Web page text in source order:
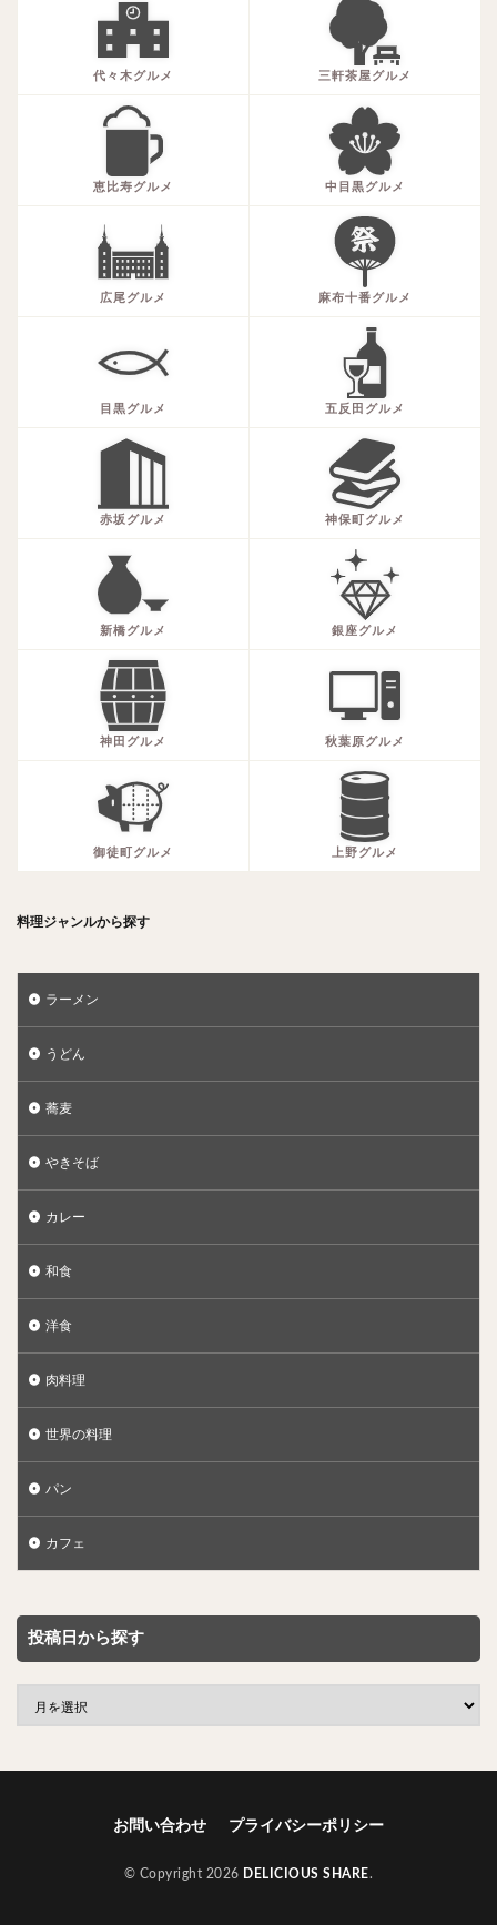
代々木グルメ 三軒茶屋グルメ
恵比寿グルメ 中目黒グルメ
広尾グルメ 麻布十番グルメ
目黒グルメ 五反田グルメ
赤坂グルメ 神保町グルメ
新橋グルメ 銀座グルメ
神田グルメ 秋葉原グルメ
御徒町グルメ 上野グルメ
料理ジャンルから探す
ラーメン
うどん
蕎麦
やきそば
カレー
和食
洋食
肉料理
世界の料理
パン
カフェ
投稿日から探す
お問い合わせ プライバシーポリシー
© Copyright 2026 DELICIOUS SHARE.